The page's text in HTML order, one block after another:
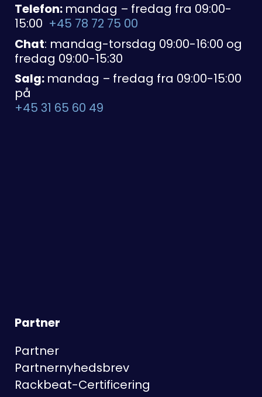
Telefon: mandag – fredag fra 09:00-
15:00 +45 78 72 75 00
Chat: mandag-torsdag 09:00-16:00 og
fredag 09:00-15:30
Salg: mandag – fredag fra 09:00-15:00
på
+45 31 65 60 49
Partner
Partner
Partnernyhedsbrev
Rackbeat-Certificering